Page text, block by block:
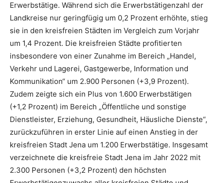
Erwerbstätige. Während sich die Erwerbstätigenzahl der
Landkreise nur geringfügig um 0,2 Prozent erhöhte, stieg
sie in den kreisfreien Städten im Vergleich zum Vorjahr
um 1,4 Prozent. Die kreisfreien Städte profitierten
insbesondere von einer Zunahme im Bereich „Handel,
Verkehr und Lagerei, Gastgewerbe, Information und
Kommunikation“ um 2.900 Personen (+3,9 Prozent).
Zudem zeigte sich ein Plus von 1.600 Erwerbstätigen
(+1,2 Prozent) im Bereich „Öffentliche und sonstige
Dienstleister, Erziehung, Gesundheit, Häusliche Dienste“,
zurückzuführen in erster Linie auf einen Anstieg in der
kreisfreien Stadt Jena um 1.200 Erwerbstätige. Insgesamt
verzeichnete die kreisfreie Stadt Jena im Jahr 2022 mit
2.300 Personen (+3,2 Prozent) den höchsten